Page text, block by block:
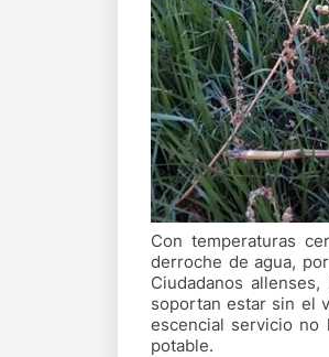
Con temperaturas
derroche de agua,
Ciudadanos
soportan estar sin el
escencial servicio no
potable.